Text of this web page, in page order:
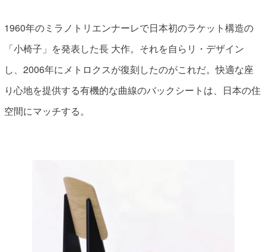
1960年のミラノトリエンナーレで日本初のラケット構造の
「小椅子」を発表した長 大作。それを自らリ・デザイン
し、2006年にメトロクスが復刻したのがこれだ。快適な座
り心地を提供する有機的な曲線のバックシートは、日本の住
空間にマッチする。